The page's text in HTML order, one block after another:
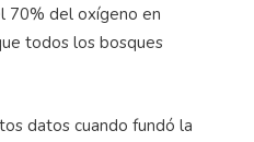
70% del oxígeno en
todos los bosques
datos cuando fundó la